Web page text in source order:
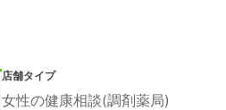
店舗タイプ
女性の健康相談(調剤薬局)